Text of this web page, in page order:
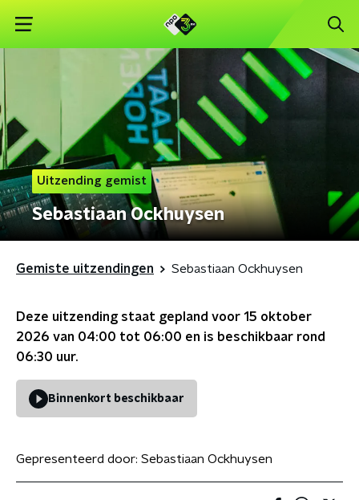
Uitzending gemist
Sebastiaan Ockhuysen
Gemiste uitzendingen Sebastiaan Ockhuysen
Deze uitzending staat gepland voor 15 oktober
2026 van 04:00 tot 06:00 en is beschikbaar rond
06:30 uur.
Binnenkort beschikbaar
Gepresenteerd door: Sebastiaan Ockhuysen